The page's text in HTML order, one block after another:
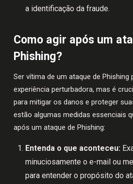
a identificação da fraude.
Como agir após um
Phishing?
Ser vítima de um ataque de Phishing
experiência perturbadora, mas é
para mitigar os danos e proteger
estão algumas medidas essenciais
após um ataque de Phishing:
Entenda o que aconteceu:
minuciosamente o e-mail ou
para entender o propósito do